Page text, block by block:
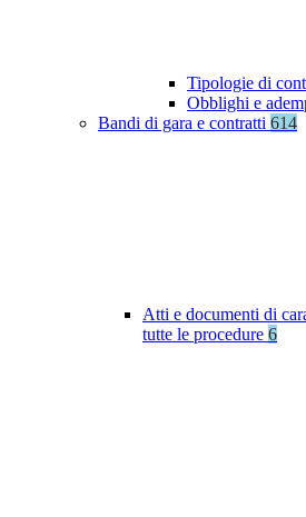
Tipologie di
Obblighi e
Bandi di gara e contratti 614
Atti e documenti di
tutte le procedure 6